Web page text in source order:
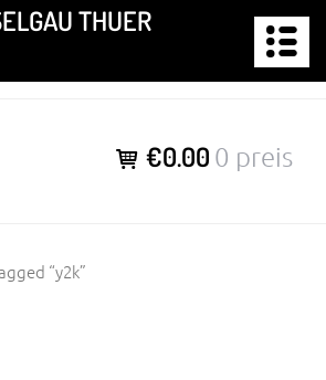
THUER
€0.00 0 preis
“y2k”